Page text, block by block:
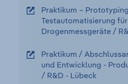
Praktikum –
Testautomatisierung
Drogenmessgeräte /
Praktikum /
und Entwicklung -
/ R&D - Lübeck